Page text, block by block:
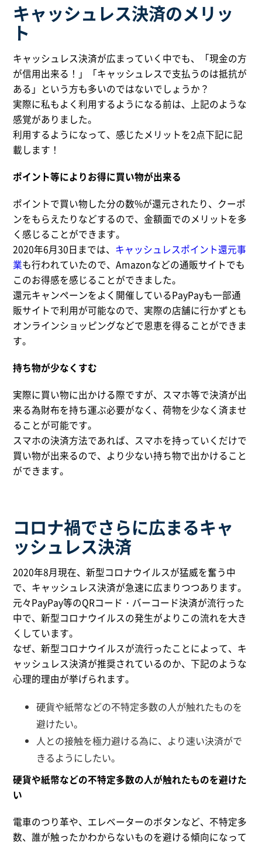
キャッシュレス決済のメリッ
ト
キャッシュレス決済が広まっていく中でも、「現金の方
が信用出来る！」「キャッシュレスで支払うのは抵抗が
ある」という方も多いのではないでしょうか？
実際に私もよく利用するようになる前は、上記のような
感覚がありました。
利用するようになって、感じたメリットを2点下記に記
載します！
ポイント等によりお得に買い物が出来る
ポイントで買い物した分の数%が還元されたり、クーポ
ンをもらえたりなどするので、金額面でのメリットを多
く感じることができます。
2020年6月30日までは、 キャッシュレスポイント還元事
業も行われていたので、Amazonなどの通販サイトでも
このお得感を感じることができました。
還元キャンペーンをよく開催しているPayPayも一部通
販サイトで利用が可能なので、実際の店舗に行かずとも
オンラインショッピングなどで恩恵を得ることができま
す。
持ち物が少なくすむ
実際に買い物に出かける際ですが、スマホ等で決済が出
来る為財布を持ち運ぶ必要がなく、荷物を少なく済ませ
ることが可能です。
スマホの決済方法であれば、スマホを持っていくだけで
買い物が出来るので、より少ない持ち物で出かけること
ができます。
コロナ禍でさらに広まるキャ
ッシュレス決済
2020年8月現在、新型コロナウイルスが猛威を奮う中
で、キャッシュレス決済が急速に広まりつつあります。
元々PayPay等のQRコード・バーコード決済が流行った
中で、新型コロナウイルスの発生がよりこの流れを大き
くしています。
なぜ、新型コロナウイルスが流行ったことによって、キ
ャッシュレス決済が推奨されているのか、下記のような
心理的理由が挙げられます。
硬貨や紙幣などの不特定多数の人が触れたものを
避けたい。
人との接触を極力避ける為に、より速い決済がで
きるようにしたい。
硬貨や紙幣などの不特定多数の人が触れたものを避けた
い
電車のつり革や、エレベーターのボタンなど、不特定多
数、誰が触ったかわからないものを避ける傾向になって